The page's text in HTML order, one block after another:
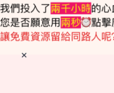
大於 6 毫米（但小痣
也可能是癌）
大小、形狀、顏色或
×